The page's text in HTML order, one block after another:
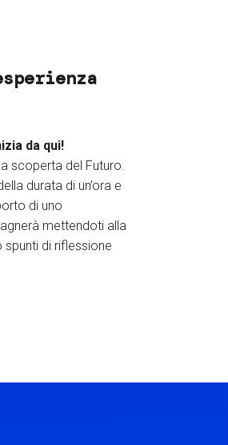
da qui!
scoperta del Futuro.
durata di un’ora e
di uno
mettendoti alla
di riflessione